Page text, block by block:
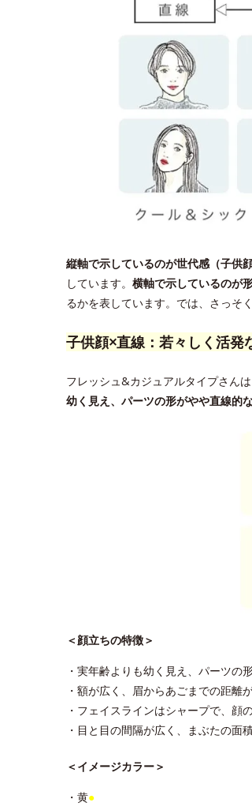
縦軸で示しているのが世代感（子供
しています。 横軸で示しているのが
るかを表しています。では、さっそ
子供顔×直線：若々しく活発
フレッシュ&カジュアルタイプさん
幼く見え、パーツの形がやや直線的
＜顔立ちの特徴＞
・実年齢よりも幼く見え、パーツの
・額が広く、眉からあごまでの距離
・フェイスラインはシャープで、顔
・目と目の間隔が広く、まぶたの面
＜イメージカラー＞
・黄●